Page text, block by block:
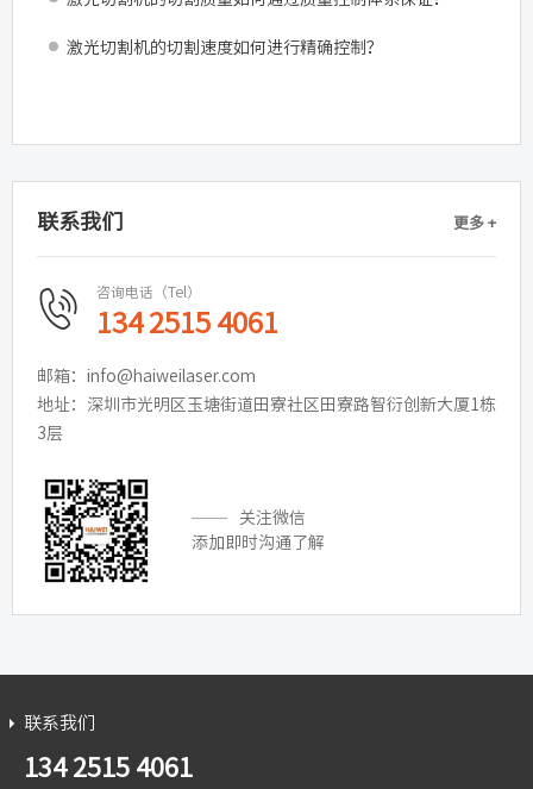
激光切割机的切割速度如何进行精确控制？
联系我们 更多 +
咨询电话（Tel）
134 2515 4061
邮箱：info@haiweilaser.com
地址：深圳市光明区玉塘街道田寮社区田寮路智衍创新大厦1栋
3层
关注微信
添加即时沟通了解
联系我们
134 2515 4061